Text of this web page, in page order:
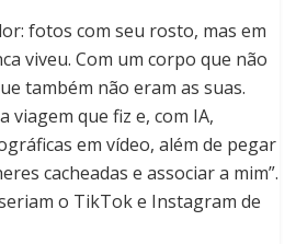
fotos com seu rosto, mas em
viveu. Com um corpo que não
também não eram as suas.
viagem que fiz e, com IA,
em vídeo, além de pegar
cacheadas e associar a mim”.
o TikTok e Instagram de